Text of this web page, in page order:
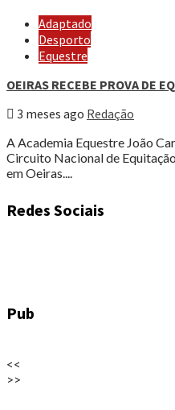
Adaptado
Desporto
Equestre
OEIRAS RECEBE PROVA DE
3 meses ago Redação
A Academia Equestre João
Circuito Nacional de
em Oeiras....
Redes Sociais
Pub
<<
>>